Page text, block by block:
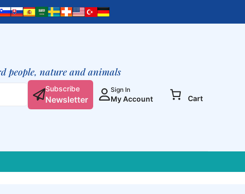
people, nature and animals
Subscribe
Newsletter
Sign In
My Account Cart
del
Cristo-